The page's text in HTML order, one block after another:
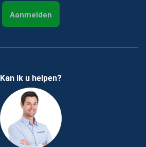
Aanmelden
Kan ik u helpen?